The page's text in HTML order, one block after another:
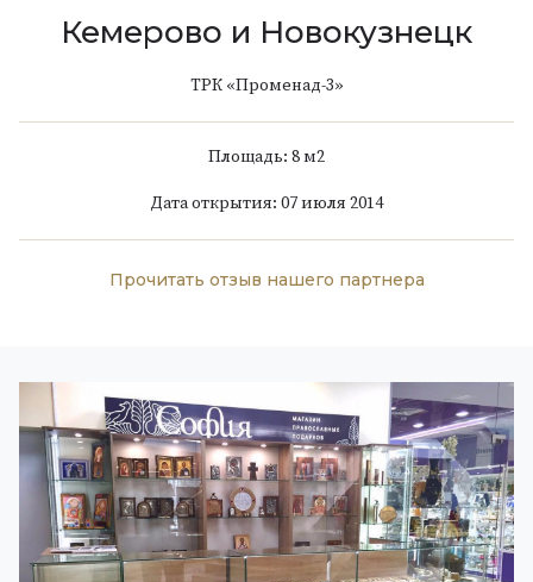
Кемерово и Новокузнецк
ТРК «Променад-3»
Площадь: 8 м2
Дата открытия: 07 июля 2014
Прочитать отзыв нашего партнера